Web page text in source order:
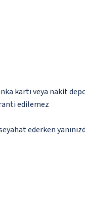
kartı veya nakit
edilemez
ederken